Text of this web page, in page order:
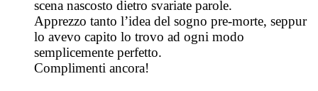
scena nascosto dietro svariate parole.
Apprezzo tanto l’idea del sogno pre-morte, seppur
lo avevo capito lo trovo ad ogni modo
semplicemente perfetto.
Complimenti ancora!